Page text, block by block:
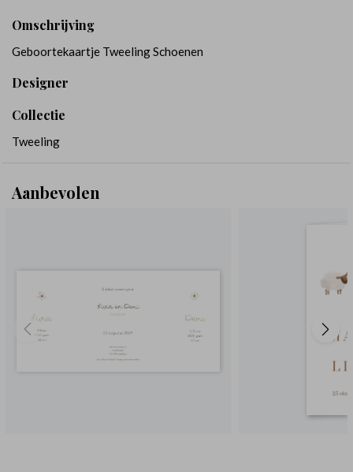
Omschrijving
Geboortekaartje Tweeling Schoenen
Designer
Collectie
Tweeling
Aanbevolen